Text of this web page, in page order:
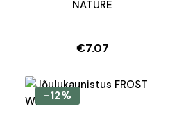
NATURE
€7.07
-12%